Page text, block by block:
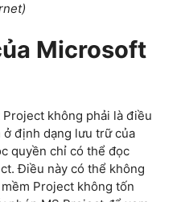
Microsoft
không phải là điều
ở định dạng lưu trữ của
quyền chỉ có thể đọc
Điều này có thể không
Project không tốn